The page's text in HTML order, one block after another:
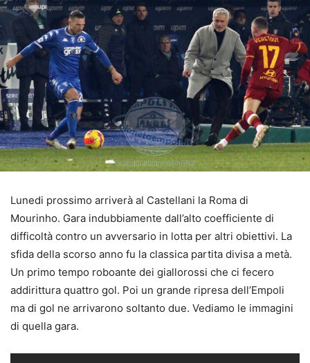
Lunedi prossimo arriverà al Castellani la Roma di
Mourinho. Gara indubbiamente dall’alto coefficiente di
difficoltà contro un avversario in lotta per altri obiettivi. La
sfida della scorso anno fu la classica partita divisa a metà.
Un primo tempo roboante dei giallorossi che ci fecero
addirittura quattro gol. Poi un grande ripresa dell’Empoli
ma di gol ne arrivarono soltanto due. Vediamo le immagini
di quella gara.